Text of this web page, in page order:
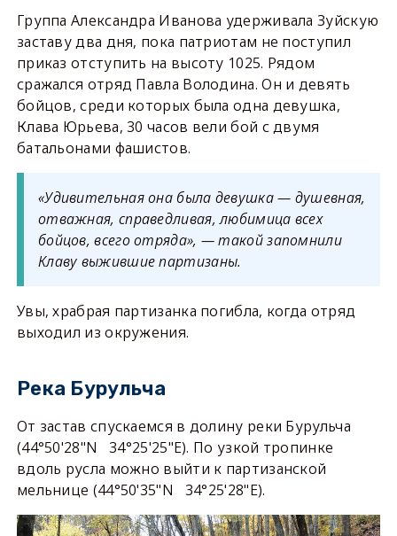
Группа Александра Иванова удерживала Зуйскую
заставу два дня, пока патриотам не поступил
приказ отступить на высоту 1025. Рядом
сражался отряд Павла Володина. Он и девять
бойцов, среди которых была одна девушка,
Клава Юрьева, 30 часов вели бой с двумя
батальонами фашистов.
«Удивительная она была девушка — душевная,
отважная, справедливая, любимица всех
бойцов, всего отряда», — такой запомнили
Клаву выжившие партизаны.
Увы, храбрая партизанка погибла, когда отряд
выходил из окружения.
Река Бурульча
От застав спускаемся в долину реки Бурульча
(44°50'28"N 34°25'25"E). По узкой тропинке
вдоль русла можно выйти к партизанской
мельнице (44°50'35"N 34°25'28"E).